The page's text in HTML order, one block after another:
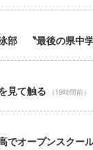
部 〝最後の県中
見て触る （19時間前）
オープンスクー